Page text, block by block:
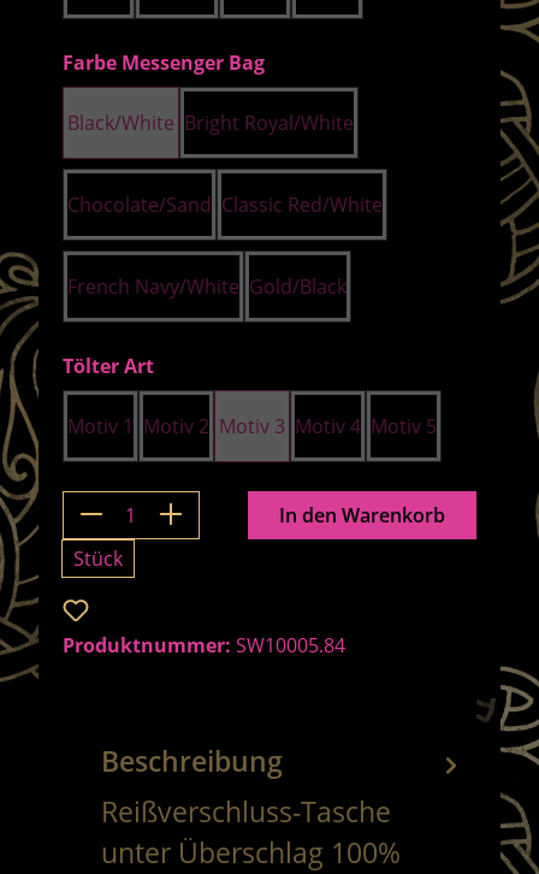
Farbe Messenger Bagauswählen
Black/White Bright Royal/White
Chocolate/Sand Classic Red/White
French Navy/White Gold/Black
Tölter Artauswählen
Motiv 1 Motiv 2 Motiv 3 Motiv 4 Motiv 5
Produkt Anzahl: Gib den
Stück
In den Warenkorb
Produktnummer: SW10005.84
Beschreibung
Reißverschluss-Tasche
unter Überschlag 100%